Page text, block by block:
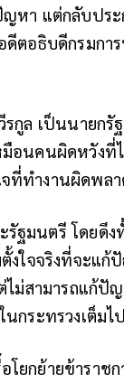
หา แต่กลับประ
ตอธิบดีกรมกา
ล เป็นนายกรัฐ
อนคนผิดหวังที่
ที่ทำงานผิดพล
ฐมนตรี โดยดึ
ใจจริงที่จะแก้
ม่สามารถแก้ปั
นกระทรวงเต็ม
กย้ายข้าราชก